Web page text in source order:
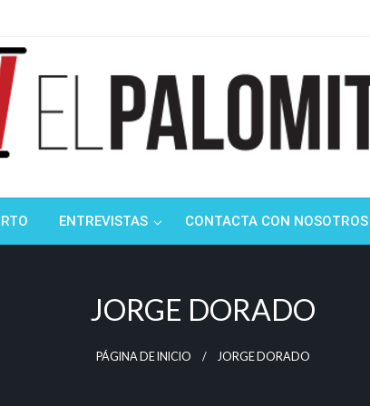
ENTREVISTAS CONTACTA CON NOSOTROS
JORGE DORADO
PÁGINA DE INICIO JORGE DORADO